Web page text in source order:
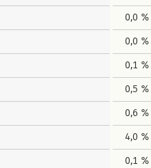
0,0 %
0,0 %
0,1 %
0,5 %
0,6 %
4,0 %
0,1 %